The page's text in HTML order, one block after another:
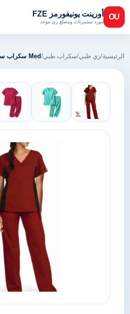
OU أورينت يونيفورمز FZE
مورد تيشيرتات ومصنّع زي موحد
الرئيسية/زي طبي/سكراب طبي/Med سكراب ستايل